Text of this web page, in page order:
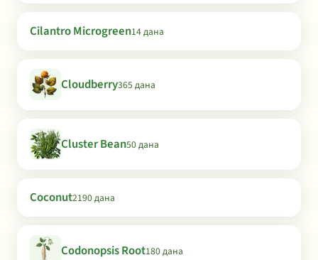
Cilantro Microgreen14 дана
Cloudberry365 дана
Cluster Bean50 дана
Coconut2190 дана
Codonopsis Root180 дана